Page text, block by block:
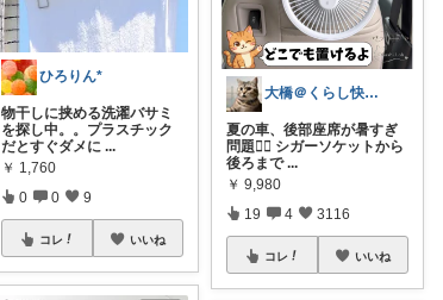
ひろりん*
物干しに挟める洗濯バサミ
を探し中。。プラスチック
だとすぐダメに ...
￥ 1,760
0 0 9
コレ いいね
大橋＠くらし快適LAB🌿
夏の車、後部座席が暑すぎ
問題😮‍💨 シガーソケットから
後ろまで ...
￥ 9,980
19 4 3116
コレ いいね